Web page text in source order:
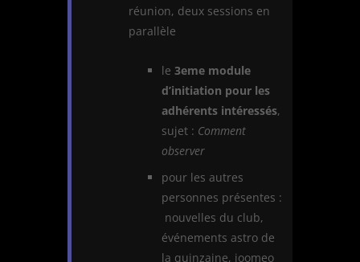
réunion, deux sessions en
parallèle
le 3eme module
d’initiation pour les
adhérents intéressés,
sujet : Comment
observer
pour les autres
personnes présentes :
nouvelles du club,
événements astro de
la quinzaine, joomeo